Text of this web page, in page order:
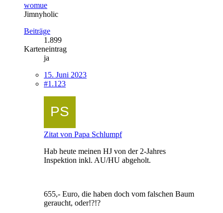
womue
Jimnyholic
Beiträge
1.899
Karteneintrag
ja
15. Juni 2023
#1.123
Zitat von Papa Schlumpf
Hab heute meinen HJ von der 2-Jahres
Inspektion inkl. AU/HU abgeholt.
655,- Euro, die haben doch vom falschen Baum
geraucht, oder!?!?